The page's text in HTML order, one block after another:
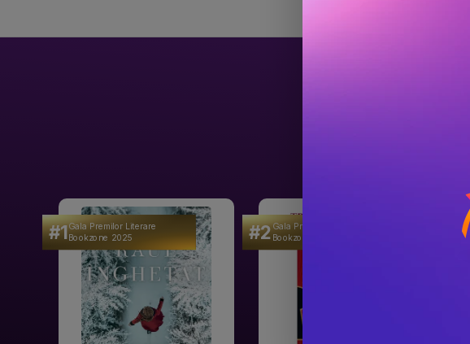
#1Gala Premilor Literare
Bookzone 2025 #2Gala Premilor Literare
Bookzone 2025 #3